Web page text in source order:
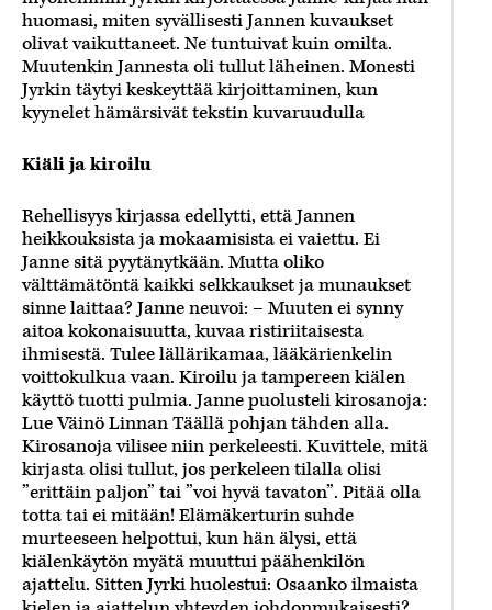
huomasi, miten syvällisesti Jannen kuvaukset
olivat vaikuttaneet. Ne tuntuivat kuin omilta.
Muutenkin Jannesta oli tullut läheinen. Monesti
Jyrkin täytyi keskeyttää kirjoittaminen, kun
kyynelet hämärsivät tekstin kuvaruudulla
Kiäli ja kiroilu
Rehellisyys kirjassa edellytti, että Jannen
heikkouksista ja mokaamisista ei vaiettu. Ei
Janne sitä pyytänytkään. Mutta oliko
välttämätöntä kaikki selkkaukset ja munaukset
sinne laittaa? Janne neuvoi: – Muuten ei synny
aitoa kokonaisuutta, kuvaa ristiriitaisesta
ihmisestä. Tulee lällärikamaa, lääkärienkelin
voittokulkua vaan. Kiroilu ja tampereen kiälen
käyttö tuotti pulmia. Janne puolusteli kirosanoja:
Lue Väinö Linnan Täällä pohjan tähden alla.
Kirosanoja vilisee niin perkeleesti. Kuvittele, mitä
kirjasta olisi tullut, jos perkeleen tilalla olisi
”erittäin paljon” tai ”voi hyvä tavaton”. Pitää olla
totta tai ei mitään! Elämäkerturin suhde
murteeseen helpottui, kun hän älysi, että
kiälenkäytön myätä muuttui päähenkilön
ajattelu. Sitten Jyrki huolestui: Osaanko ilmaista